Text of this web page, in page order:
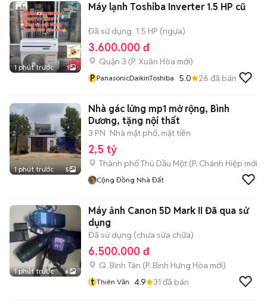
1 phút trước 1
Máy lạnh Toshiba Inverter 1.5 HP cũ
Đã sử dụng 1.5 HP (ngựa)
3.600.000 đ
Quận 3 (P. Xuân Hòa mới)
P PanasonicDaikinToshiba 5.0 26 đã bán
1 phút trước 5
Nhà gác lửng mp1 mở rộng, Bình
Dương, tặng nội thất
3 PN Nhà mặt phố, mặt tiền
2,5 tỷ
Thành phố Thủ Dầu Một (P. Chánh Hiệp mới)
Cộng Đồng Nhà Đất
1 phút trước 6
Máy ảnh Canon 5D Mark II Đã qua sử
dụng
Đã sử dụng (chưa sửa chữa)
6.500.000 đ
Q. Bình Tân (P. Bình Hưng Hòa mới)
t Thiên Văn 4.9 31 đã bán